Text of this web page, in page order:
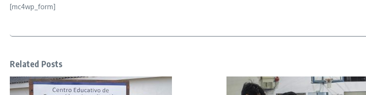
[mc4wp_form]
Related Posts